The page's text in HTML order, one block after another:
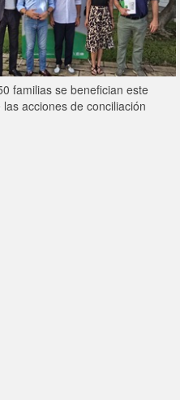
familias se benefician este
acciones de conciliación